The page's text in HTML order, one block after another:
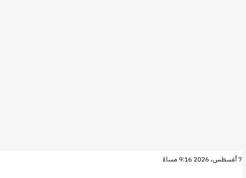
تخطي
7 أغسطس، 2026 9:16 مساءً